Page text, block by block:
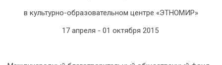
в культурно-образовательном центре «ЭТНОМИР»
17 апреля - 01 октября 2015